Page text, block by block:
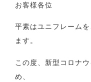
お客様各位
平素はユニフレーム
ます。
この度、新型コロナ
め、